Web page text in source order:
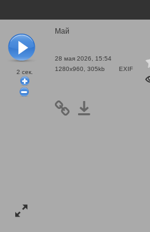
2 сек.
Май
28 мая 2026, 15:54
1280x960, 305kb
EXIF